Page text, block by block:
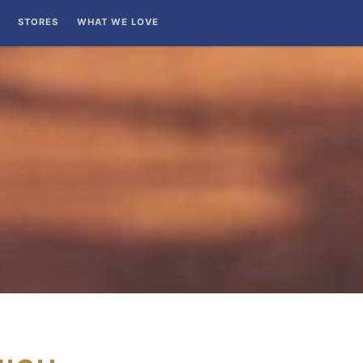
STORES WHAT WE LOVE